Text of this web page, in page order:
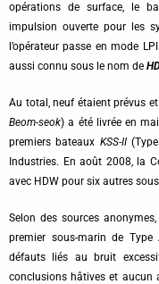
opérations de surface, le
impulsion ouverte pour les
l’opérateur passe en mode
aussi connu sous le nom de
Au total, neuf étaient prévus
Beom-seok) a été livrée en
premiers bateaux KSS-II
Industries. En août 2008, la
avec HDW pour six autres
Selon des sources
premier sous-marin de Type
défauts liés au bruit
conclusions hâtives et aucun